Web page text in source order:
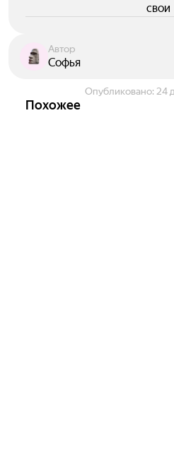
свои
Автор
Софья
Опубликовано: 24
Похожее